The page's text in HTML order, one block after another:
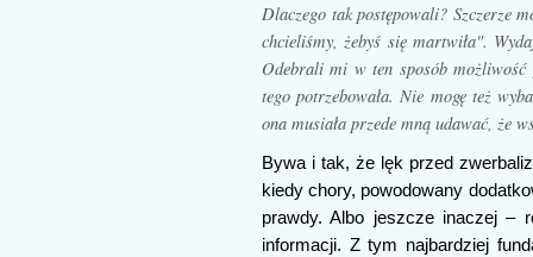
Dlaczego tak postępowali? Szczerze
chcieliśmy, żebyś się martwiła".
Odebrali mi w ten sposób
tego potrzebowała. Nie mogę też
ona musiała przede mną udawać, że
Bywa i tak, że lęk przed
kiedy chory, powodowany
prawdy. Albo jeszcze inaczej –
informacji. Z tym najbardziej